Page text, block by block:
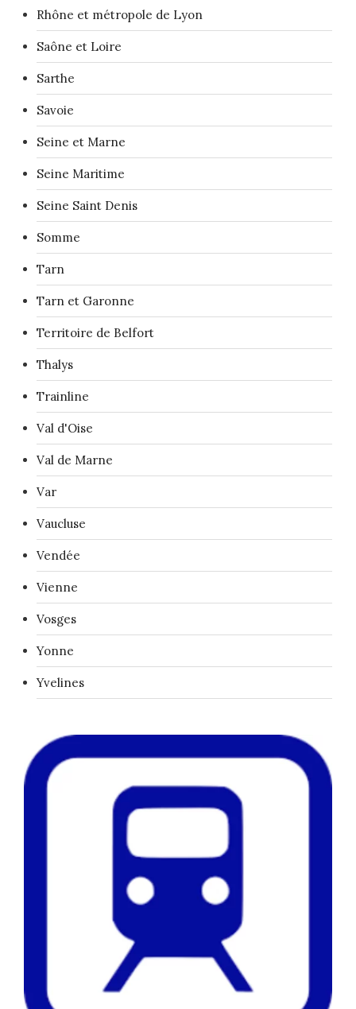
Rhône et métropole de Lyon
Saône et Loire
Sarthe
Savoie
Seine et Marne
Seine Maritime
Seine Saint Denis
Somme
Tarn
Tarn et Garonne
Territoire de Belfort
Thalys
Trainline
Val d'Oise
Val de Marne
Var
Vaucluse
Vendée
Vienne
Vosges
Yonne
Yvelines